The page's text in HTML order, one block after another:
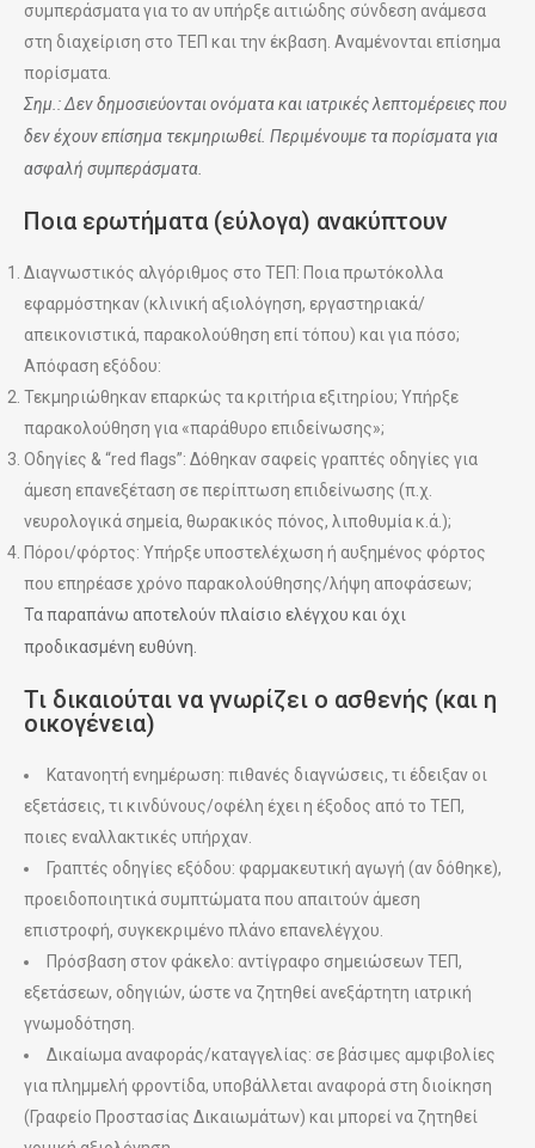
συμπεράσματα για το αν υπήρξε αιτιώδης σύνδεση ανάμεσα
στη διαχείριση στο ΤΕΠ και την έκβαση. Αναμένονται επίσημα
πορίσματα.
Σημ.: Δεν δημοσιεύονται ονόματα και ιατρικές λεπτομέρειες που
δεν έχουν επίσημα τεκμηριωθεί. Περιμένουμε τα πορίσματα για
ασφαλή συμπεράσματα.
Ποια ερωτήματα (εύλογα) ανακύπτουν
Διαγνωστικός αλγόριθμος στο ΤΕΠ: Ποια πρωτόκολλα
εφαρμόστηκαν (κλινική αξιολόγηση, εργαστηριακά/
απεικονιστικά, παρακολούθηση επί τόπου) και για πόσο;
Απόφαση εξόδου:
Τεκμηριώθηκαν επαρκώς τα κριτήρια εξιτηρίου; Υπήρξε
παρακολούθηση για «παράθυρο επιδείνωσης»;
Οδηγίες & “red flags”: Δόθηκαν σαφείς γραπτές οδηγίες για
άμεση επανεξέταση σε περίπτωση επιδείνωσης (π.χ.
νευρολογικά σημεία, θωρακικός πόνος, λιποθυμία κ.ά.);
Πόροι/φόρτος: Υπήρξε υποστελέχωση ή αυξημένος φόρτος
που επηρέασε χρόνο παρακολούθησης/λήψη αποφάσεων;
Τα παραπάνω αποτελούν πλαίσιο ελέγχου και όχι
προδικασμένη ευθύνη.
Τι δικαιούται να γνωρίζει ο ασθενής (και η
οικογένεια)
Κατανοητή ενημέρωση: πιθανές διαγνώσεις, τι έδειξαν οι
εξετάσεις, τι κινδύνους/οφέλη έχει η έξοδος από το ΤΕΠ,
ποιες εναλλακτικές υπήρχαν.
Γραπτές οδηγίες εξόδου: φαρμακευτική αγωγή (αν δόθηκε),
προειδοποιητικά συμπτώματα που απαιτούν άμεση
επιστροφή, συγκεκριμένο πλάνο επανελέγχου.
Πρόσβαση στον φάκελο: αντίγραφο σημειώσεων ΤΕΠ,
εξετάσεων, οδηγιών, ώστε να ζητηθεί ανεξάρτητη ιατρική
γνωμοδότηση.
Δικαίωμα αναφοράς/καταγγελίας: σε βάσιμες αμφιβολίες
για πλημμελή φροντίδα, υποβάλλεται αναφορά στη διοίκηση
(Γραφείο Προστασίας Δικαιωμάτων) και μπορεί να ζητηθεί